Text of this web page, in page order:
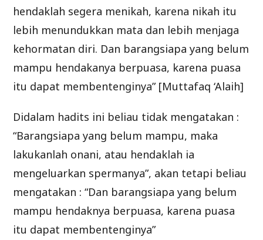
hendaklah segera menikah, karena nikah itu
lebih menundukkan mata dan lebih menjaga
kehormatan diri. Dan barangsiapa yang belum
mampu hendakanya berpuasa, karena puasa
itu dapat membentenginya” [Muttafaq ‘Alaih]
Didalam hadits ini beliau tidak mengatakan :
“Barangsiapa yang belum mampu, maka
lakukanlah onani, atau hendaklah ia
mengeluarkan spermanya”, akan tetapi beliau
mengatakan : “Dan barangsiapa yang belum
mampu hendaknya berpuasa, karena puasa
itu dapat membentenginya”